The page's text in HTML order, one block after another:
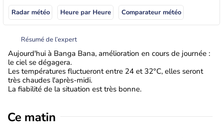
Radar météo Heure par Heure Comparateur météo
Résumé de l’expert
Aujourd'hui à Banga Bana, amélioration en cours de journée :
le ciel se dégagera.
Les températures fluctueront entre 24 et 32°C, elles seront
très chaudes l'après-midi.
La fiabilité de la situation est très bonne.
Ce matin